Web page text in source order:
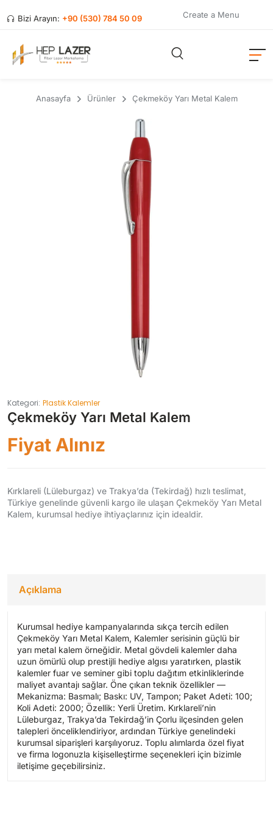
Bizi Arayın: +90 (530) 784 50 09 Create a Menu
Anasayfa Ürünler Çekmeköy Yarı Metal Kalem
Kategori: Plastik Kalemler
Çekmeköy Yarı Metal Kalem
Fiyat Alınız
Kırklareli (Lüleburgaz) ve Trakya’da (Tekirdağ) hızlı teslimat,
Türkiye genelinde güvenli kargo ile ulaşan Çekmeköy Yarı Metal
Kalem, kurumsal hediye ihtiyaçlarınız için idealdir.
Açıklama
Kurumsal hediye kampanyalarında sıkça tercih edilen
Çekmeköy Yarı Metal Kalem, Kalemler serisinin güçlü bir
yarı metal kalem örneğidir. Metal gövdeli kalemler daha
uzun ömürlü olup prestijli hediye algısı yaratırken, plastik
kalemler fuar ve seminer gibi toplu dağıtım etkinliklerinde
maliyet avantajı sağlar. Öne çıkan teknik özellikler —
Mekanizma: Basmalı; Baskı: UV, Tampon; Paket Adeti: 100;
Koli Adeti: 2000; Özellik: Yerli Üretim. Kırklareli’nin
Lüleburgaz, Trakya’da Tekirdağ’in Çorlu ilçesinden gelen
talepleri önceliklendiriyor, ardından Türkiye genelindeki
kurumsal siparişleri karşılıyoruz. Toplu alımlarda özel fiyat
ve firma logonuzla kişiselleştirme seçenekleri için bizimle
iletişime geçebilirsiniz.